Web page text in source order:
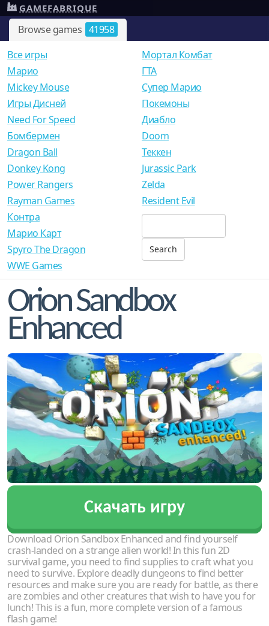
Browse games 41958
GAMEFABRIQUE
Все игры
Mарио
Mickey Mouse
Игры Дисней
Need For Speed
Мортал Комбат
ГТА
Супер Марио
Покемоны
Диабло
Бомбермен
Dragon Ball
Donkey Kong
Power Rangers
Rayman Games
Doom
Теккен
Jurassic Park
Zelda
Resident Evil
Контра
Марио Карт
Spyro The Dragon
WWE Games
Orion Sandbox
Enhanced
Скачать игру
Download Orion Sandbox Enhanced and find yourself
crash-landed on a strange alien world! In this fun 2D
survival game, you need to find supplies to craft what you
need to survive. Explore deadly dungeons to find better
resources and make sure you are ready for battle, as there
are zombies and other creatures that wish to have you for
lunch! This is a fun, more complete version of a famous
flash game!